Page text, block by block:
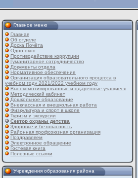
Главное меню
Главная
Об отделе
Доска Почёта
Одно окно
Противодействие коррупции
Гуманитарное сотрудничество
Документы отдела
Нормативное обеспечение
Организация образовательного процесса в
учебном году 2021/2022 учебном году
Высокомотивированные и одаренные учащиеся
Методический кабинет
Дошкольное образование
Внеклассная и внешкольная работа
Физкультура и спорт в школе
Туризм и экскурсии
Сектор охраны детства
Здоровье и безопасность
Районная профсоюзная организация
Поздравляем
Электронное обращение
Гостевая книга
Полезные ссылки
Учреждения образования района